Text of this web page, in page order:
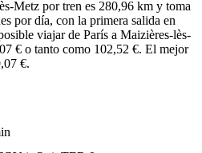
Metz por tren es 280,96 km y toma
por día, con la primera salida en
viajar de París a Maizières-lès-
€ o tanto como 102,52 €. El mejor
€.